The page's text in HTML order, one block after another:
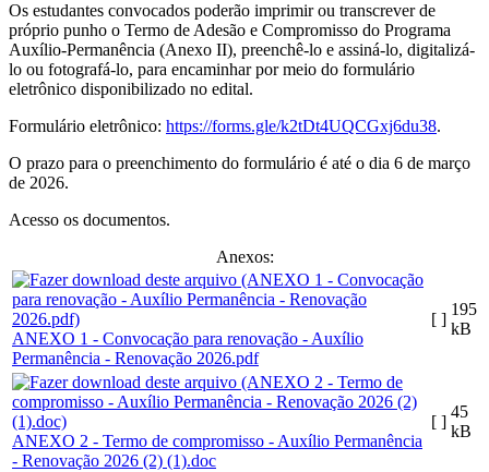
Os estudantes convocados poderão imprimir ou transcrever de
próprio punho o Termo de Adesão e Compromisso do Programa
Auxílio-Permanência (Anexo II), preenchê-lo e assiná-lo, digitalizá-
lo ou fotografá-lo, para encaminhar por meio do formulário
eletrônico disponibilizado no edital.
Formulário eletrônico: https://forms.gle/k2tDt4UQCGxj6du38.
O prazo para o preenchimento do formulário é até o dia 6 de março
de 2026.
Acesso os documentos.
Anexos:
ANEXO 1 - Convocação para renovação - Auxílio
Permanência - Renovação 2026.pdf
[ ]
195
kB
ANEXO 2 - Termo de compromisso - Auxílio Permanência
- Renovação 2026 (2) (1).doc
[ ]
45
kB